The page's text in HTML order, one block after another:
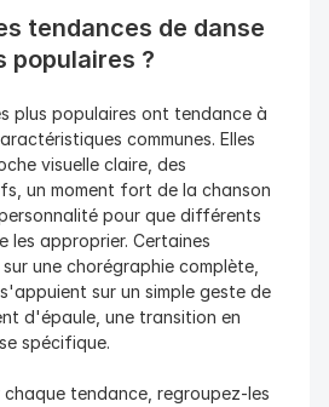
tendances de danse
populaires ?
plus populaires ont tendance à
communes. Elles
visuelle claire, des
un moment fort de la chanson
pour que différents
les approprier. Certaines
une chorégraphie complète,
sur un simple geste de
d'épaule, une transition en
spécifique.
chaque tendance, regroupez-les